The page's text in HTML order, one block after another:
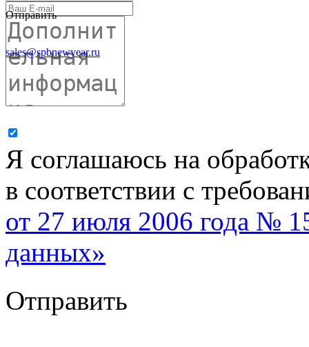
Отправить
sales@spbnewyear.ru
Я соглашаюсь на
в соответствии с
от 27 июля 2006 года №
данных»
Отправить